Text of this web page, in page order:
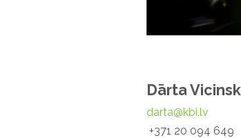
Dārta
darta@kbi.lv
+371 20 094 649